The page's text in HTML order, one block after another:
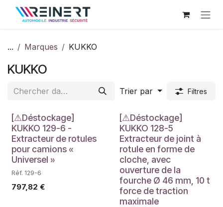
Se rendre au contenu
... Marques KUKKO
KUKKO
Trier par Filtres
Déstockage
[⚠Déstockage]
KUKKO 129-6 -
Extracteur de rotules
pour camions «
Universel »
Réf. 129-6
797,82 €
Déstockage
[⚠Déstockage]
KUKKO 128-5
Extracteur de joint à
rotule en forme de
cloche, avec
ouverture de la
fourche Ø 46 mm, 10 t
force de traction
maximale